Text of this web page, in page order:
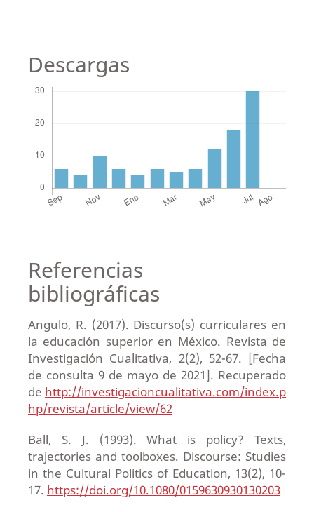
Descargas
Referencias
bibliográficas
Angulo, R. (2017). Discurso(s) curriculares en
la educación superior en México. Revista de
Investigación Cualitativa, 2(2), 52-67. [Fecha
de consulta 9 de mayo de 2021]. Recuperado
de http://investigacioncualitativa.com/index.p
hp/revista/article/view/62
Ball, S. J. (1993). What is policy? Texts,
trajectories and toolboxes. Discourse: Studies
in the Cultural Politics of Education, 13(2), 10-
17. https://doi.org/10.1080/0159630930130203